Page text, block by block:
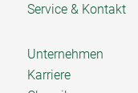
Service & Kontakt
Unternehmen
Karriere